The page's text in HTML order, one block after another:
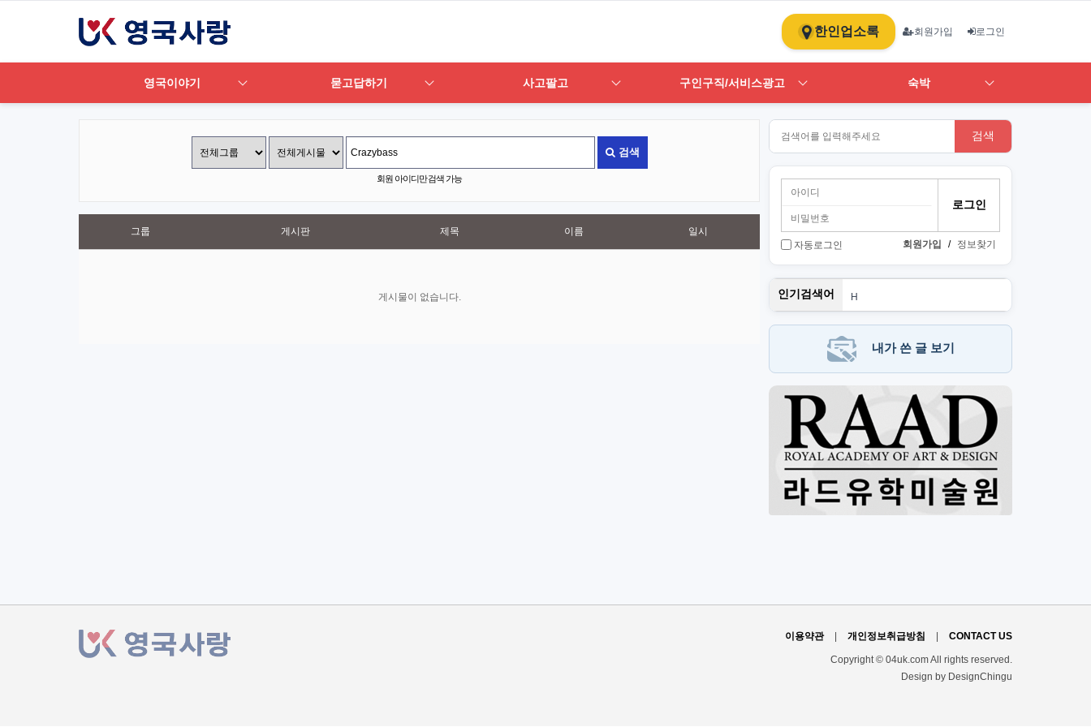
한인업소록 회원가입 로그인
영국이야기 묻고답하기 사고팔고 구인구직/서비스광고 숙박
검색
회원 아이디만 검색 가능
그룹 게시판 제목 이름 일시
게시물이 없습니다.
검색
자동로그인 회원가입 / 정보찾기
인기검색어
H
1
뉴몰
PT
내가 쓴 글 보기
이용약관 | 개인정보취급방침 | CONTACT US
Copyright © 04uk.com All rights reserved.
Design by DesignChingu